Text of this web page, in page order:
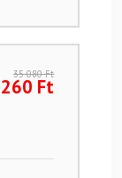
35 080Ft
Ft